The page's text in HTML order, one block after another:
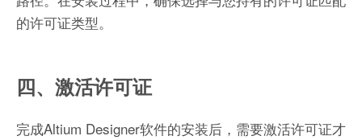
的许可证类型。
四、激活许可证
完成Altium Designer软件的安装后，需要激活许可证才